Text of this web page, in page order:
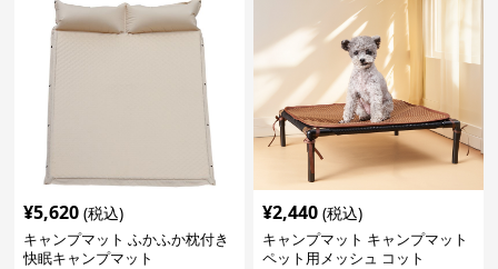
¥5,620 (税込)
キャンプマット ふかふか枕付き
快眠キャンプマット
¥2,440 (税込)
キャンプマット キャンプマット
ペット用メッシュ コット